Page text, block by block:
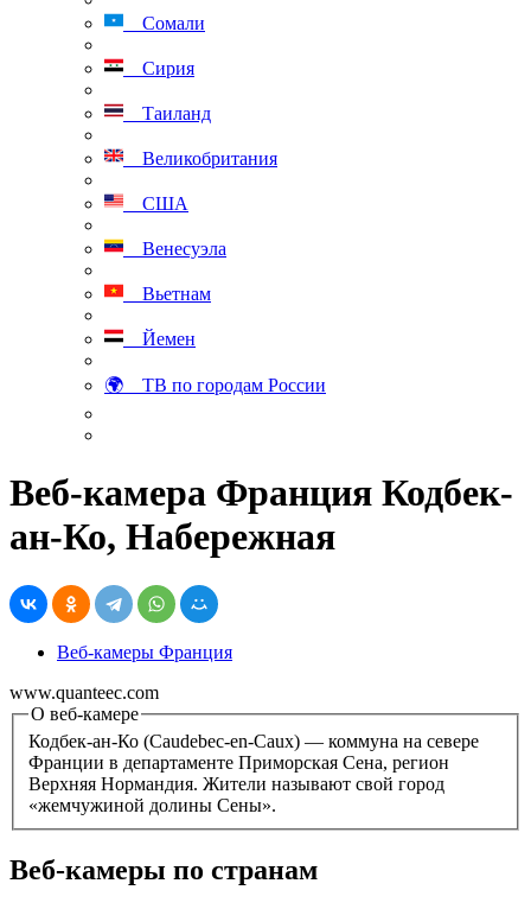
Сомали
Сирия
Таиланд
Великобритания
США
Венесуэла
Вьетнам
Йемен
🌍 ТВ по городам России
Веб-камера Франция Кодбек-
ан-Ко, Набережная
Веб-камеры Франция
www.quanteec.com
О веб-камере
Кодбек-ан-Ко (Caudebec-en-Caux) — коммуна на севере
Франции в департаменте Приморская Сена, регион
Верхняя Нормандия. Жители называют свой город
«жемчужиной долины Сены».
Веб-камеры по странам